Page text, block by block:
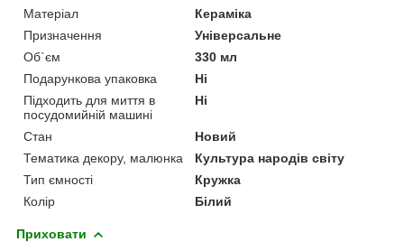
Матеріал
Кераміка
Призначення
Універсальне
Об`єм
330 мл
Подарункова упаковка
Ні
Підходить для миття в
посудомийній машині
Ні
Стан
Новий
Тематика декору, малюнка
Культура народів світу
Тип ємності
Кружка
Колір
Білий
Приховати